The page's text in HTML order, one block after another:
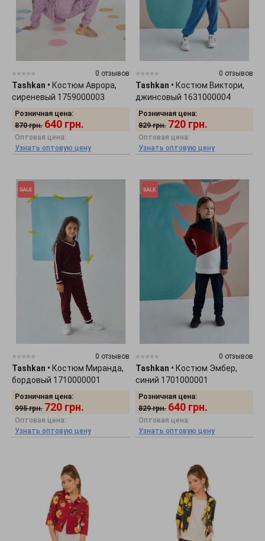
0 отзывов
Tashkan • Костюм Аврора,
сиреневый 1759000003
Розничная цена:
870 грн. 640 грн.
Оптовая цена:
Узнать оптовую цену
0 отзывов
Tashkan • Костюм Виктори,
джинсовый 1631000004
Розничная цена:
829 грн. 720 грн.
Оптовая цена:
Узнать оптовую цену
0 отзывов
Tashkan • Костюм Миранда,
бордовый 1710000001
Розничная цена:
995 грн. 720 грн.
Оптовая цена:
Узнать оптовую цену
0 отзывов
Tashkan • Костюм Эмбер,
синий 1701000001
Розничная цена:
829 грн. 640 грн.
Оптовая цена:
Узнать оптовую цену